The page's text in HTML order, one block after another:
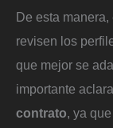
De esta
revisen los
que mejor se
importante
contrato, ya